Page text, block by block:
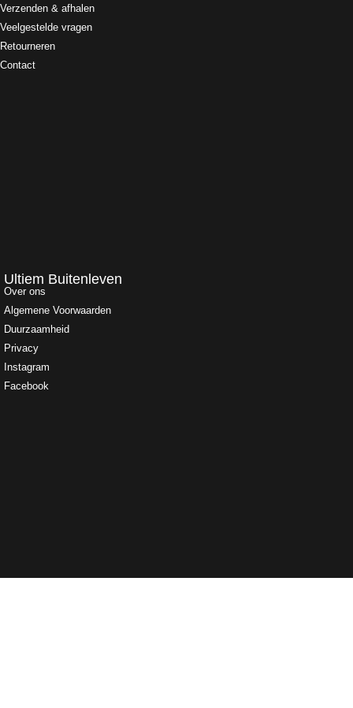
Verzenden & afhalen
Veelgestelde vragen
Retourneren
Contact
Ultiem Buitenleven
Over ons
Algemene Voorwaarden
Duurzaamheid
Privacy
Instagram
Facebook